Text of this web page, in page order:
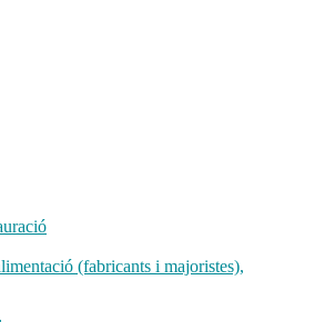
(fabricants i majoristes),